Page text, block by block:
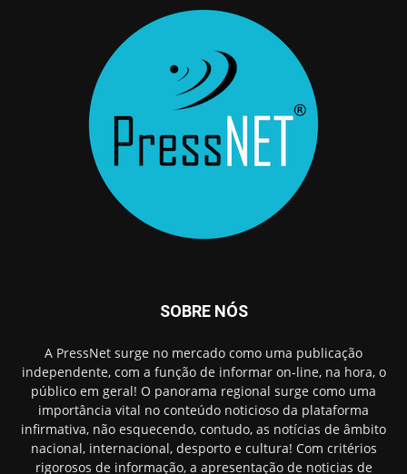
SOBRE NÓS
A PressNet surge no mercado como uma publicação
independente, com a função de informar on-line, na hora, o
público em geral! O panorama regional surge como uma
importância vital no conteúdo noticioso da plataforma
infirmativa, não esquecendo, contudo, as notícias de âmbito
nacional, internacional, desporto e cultura! Com critérios
rigorosos de informação, a apresentação de noticias de